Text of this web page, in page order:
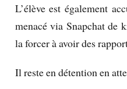
L’élève est également
menacé via Snapchat de
la forcer à avoir des
Il reste en détention en